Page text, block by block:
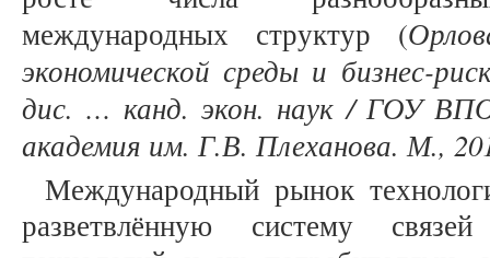
международных структур (
экономической среды и бизнес-
дис. … канд. экон. наук / ГОУ ВПО
академия им. Г.В. Плеханова. М.,
Международный рынок
разветвлённую систему